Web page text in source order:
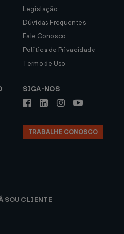
Legislação
Dúvidas Frequentes
Fale Conosco
Política de Privacidade
Termo de Uso
SIGA-NOS
TRABALHE CONOSCO
SOU CLIENTE